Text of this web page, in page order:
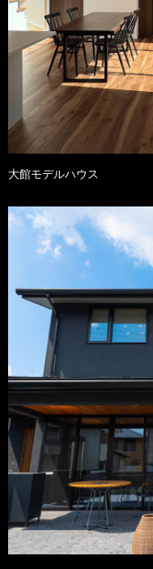
大館モデルハウス